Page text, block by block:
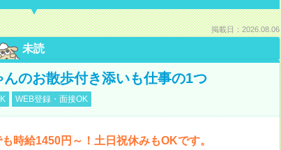
掲載日：2026.08.06
未読
んのお散歩付き添いも仕事の1つ
WEB登録・面接OK
給1450円～！土日祝休みもOKです。